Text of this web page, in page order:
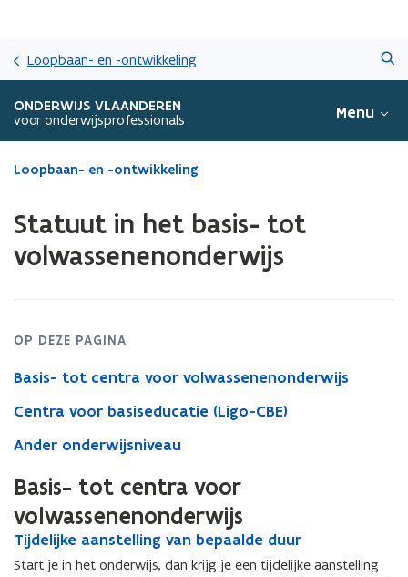
Loopbaan- en -ontwikkeling
ONDERWIJS VLAANDEREN
voor onderwijsprofessionals Menu
Gedaan
bevindt
zich
het
tot
Loopbaan- en -ontwikkeling
Statuut in het basis- tot
volwassenenonderwijs
OP DEZE PAGINA
Basis- tot centra voor volwassenenonderwijs
Centra voor basiseducatie (Ligo-CBE)
Ander onderwijsniveau
Basis- tot centra voor
volwassenenonderwijs
T
i
Tijdelijke aanstelling van bepaalde duur
T
iStart je in het onderwijs, dan krijg je een tijdelijke aanstelling